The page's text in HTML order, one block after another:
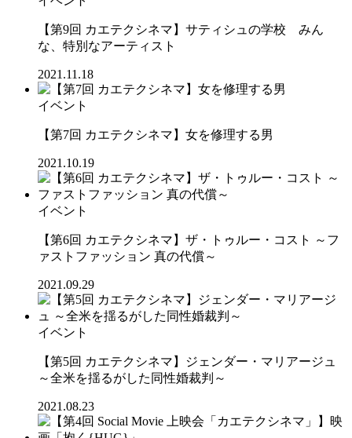
【第9回 カエテクシネマ】サティシュの学校 みん
な、特別なアーティスト
2021.11.18
イベント
【第7回 カエテクシネマ】女を修理する男
2021.10.19
イベント
【第6回 カエテクシネマ】ザ・トゥルー・コスト ～フ
ァストファッション 真の代償～
2021.09.29
イベント
【第5回 カエテクシネマ】ジェンダー・マリアージュ
～全米を揺るがした同性婚裁判～
2021.08.23